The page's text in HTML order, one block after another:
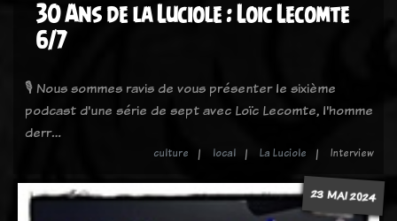
30 Ans de la Luciole : Loic Lecomte
6/7
🎙️ Nous sommes ravis de vous présenter le sixième
podcast d'une série de sept avec Loïc Lecomte, l'homme
derr…
culture local La Luciole Interview
23 MAI 2024